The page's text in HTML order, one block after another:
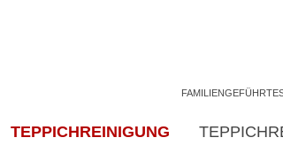
TEPPICHREINIGUNG